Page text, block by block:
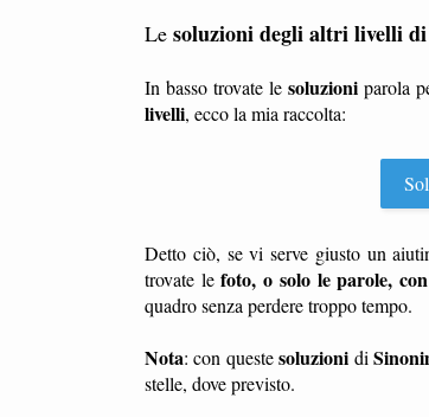
Le soluzioni degli altri livelli
In basso trovate lesoluzioni parola
livelli, ecco la mia raccolta:
Detto ciò, se vi serve giusto un
trovate lefoto, o solo le parole,
quadro senza perdere troppo tempo.
Nota: con questesoluzioni di
stelle, dove previsto.